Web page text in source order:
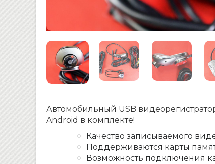
Автомобильный USB
Android в комплекте!
Качество записываемого
Поддерживаются карты
Возможность подключения